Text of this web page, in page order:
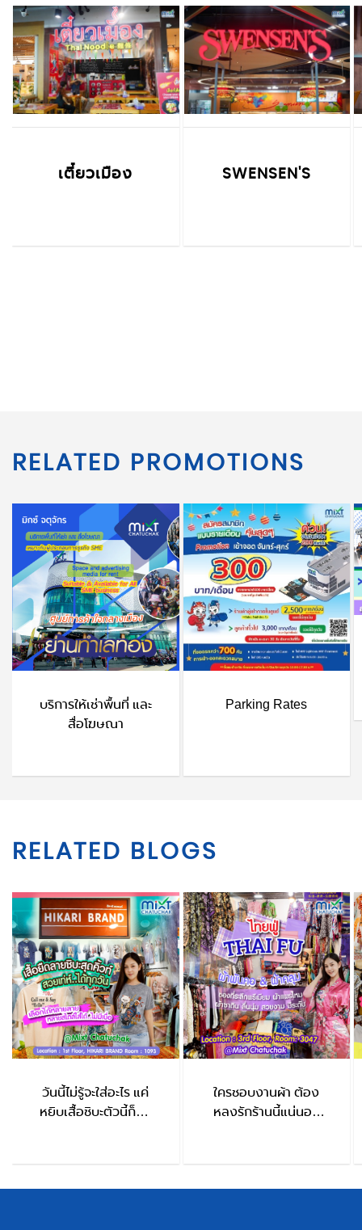
เตี๋ยวเมือง SWENSEN'S
RELATED PROMOTIONS
บริการให้เช่าพื้นที่ และ
สื่อโฆษณา
Parking Rates
RELATED BLOGS
วันนี้ไม่รู้จะใส่อะไร แค่
หยิบเสื้อชิบะตัวนี้ก็จบ
ใครชอบงานผ้า ต้อง
หลงรักร้านนี้แน่นอน